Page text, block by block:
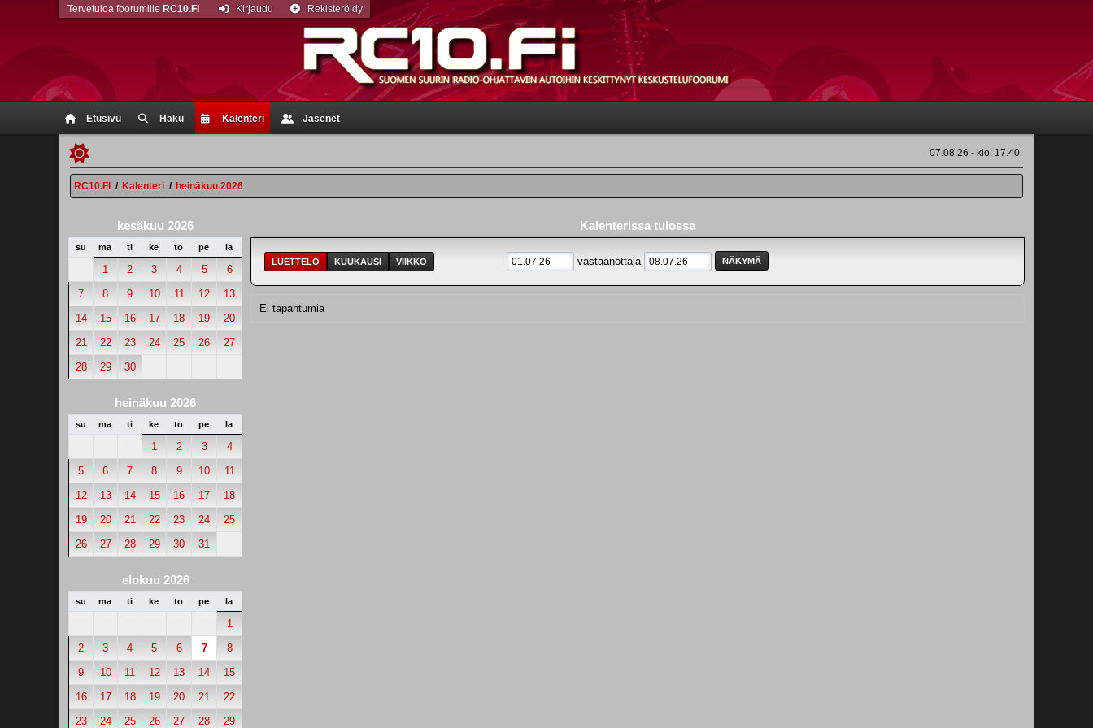
Etusivu Haku Kalenteri Jäsenet
Tervetuloa foorumille RC10.FI Kirjaudu Rekisteröidy
07.08.26 - klo: 17.40
RC10.FI / Kalenteri / heinäkuu 2026
kesäkuu 2026
su ma ti ke to pe la
1 2 3 4 5
6
7
8 9 10 11 12
13
14
15 16 17 18 19
20
21
22 23 24 25 26
27
28
29 30
heinäkuu 2026
su ma ti ke to pe la
1 2 3
4
5
6 7 8 9 10
11
12
13 14 15 16 17
18
19
20 21 22 23 24
25
26
27 28 29 30 31
elokuu 2026
su ma ti ke to pe la
1
2
3 4 5 6 7
8
9
10 11 12 13 14
15
16
17 18 19 20 21
22
23
24 25 26 27 28 29
Kalenterissa tulossa
LUETTELO KUUKAUSI VIIKKO vastaanottaja
Ei tapahtumia